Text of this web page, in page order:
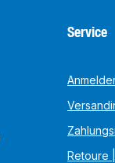
Service
Retoure |